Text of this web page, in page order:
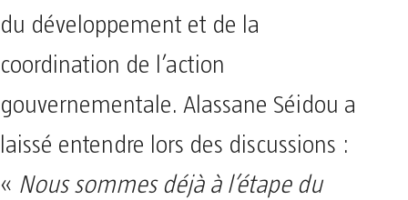
du développement et de la
coordination de l’action
gouvernementale. Alassane Séidou a
laissé entendre lors des discussions :
« Nous sommes déjà à l’étape du